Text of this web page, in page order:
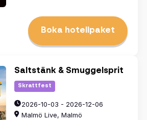
Boka hotellpaket
Saltstänk & Smuggelsprit
Skrattfest
2026-10-03 - 2026-12-06
Malmö Live, Malmö